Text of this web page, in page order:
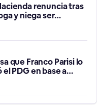
renuncia tras
y niega ser
que Franco Parisi lo
PDG en base a